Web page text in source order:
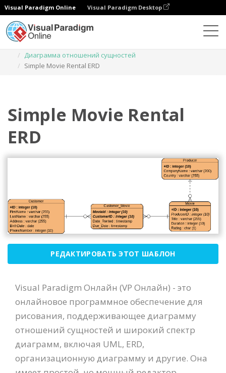
Visual Paradigm Online Visual Paradigm Desktop
Диаграмма отношений сущностей
Simple Movie Rental ERD
Simple Movie Rental
ERD
РЕДАКТИРОВАТЬ ЭТОТ ШАБЛОН
Visual Paradigm Онлайн (VP Онлайн) - это
онлайновое программное обеспечение для
рисования, поддерживающее диаграмму
отношений сущностей и широкий спектр
диаграмм, включая UML, ERD,
организационную диаграмму и другие. Она